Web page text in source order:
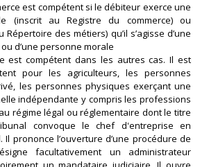
est compétent si le débiteur exerce une
(inscrit au Registre du commerce) ou
des métiers) qu’il s’agisse d’une
d’une personne morale
est compétent dans les autres cas. Il est
pour les agriculteurs, les personnes
les personnes physiques exerçant une
indépendante y compris les professions
régime légal ou réglementaire dont le titre
convoque le chef d'entreprise en
Il prononce l’ouverture d’une procédure de
facultativement un administrateur